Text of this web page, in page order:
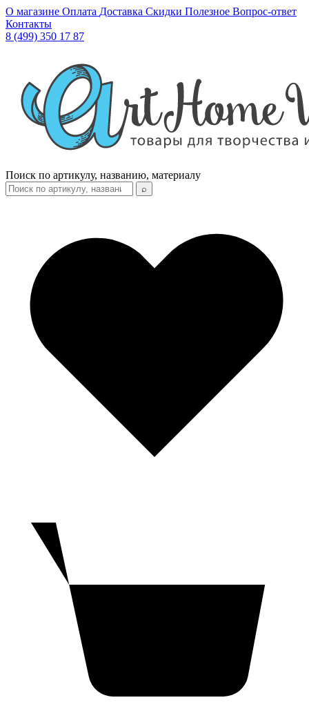
О магазине Оплата Доставка Скидки Полезное Вопрос-ответ
Контакты
8 (499) 350 17 87
Поиск по артикулу, названию, материалу
⌕